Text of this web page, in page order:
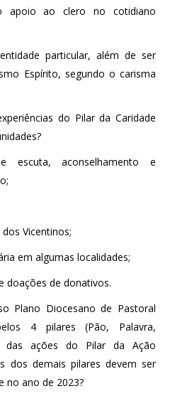
apoio ao clero no cotidiano
particular, além de ser
Espírito, segundo o carisma
do Pilar da Caridade
aconselhamento e
Vicentinos;
em algumas localidades;
doações de donativos.
Plano Diocesano de Pastoral
4 pilares (Pão, Palavra,
das ações do Pilar da Ação
dos demais pilares devem ser
no ano de 2023?